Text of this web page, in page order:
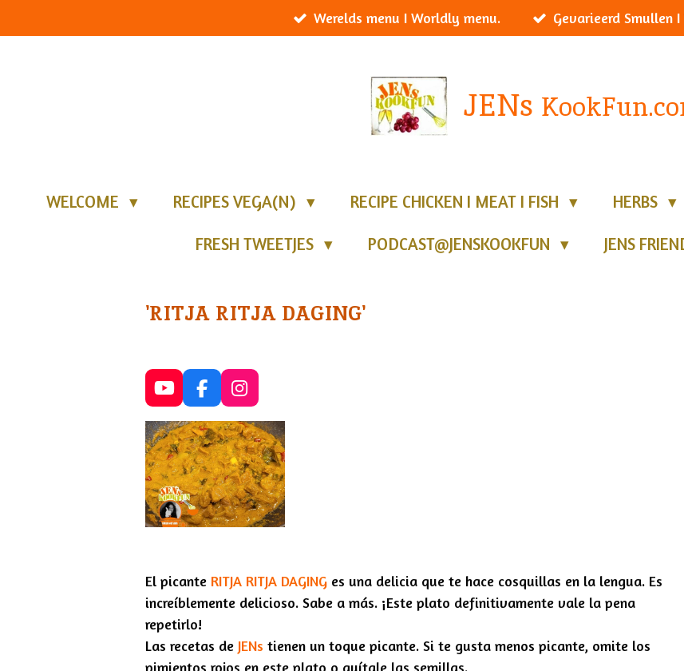
direct
Werelds menu I Worldly menu. Gevarieerd Smullen
JENs
WELCOME RECIPES VEGA(N) RECIPE CHICKEN I MEAT I FISH HERBS
FRESH TWEETJES PODCAST@JENSKOOKFUN JENS
'RITJA RITJA DAGING'
Y
o
u
T
u
b
e
F
a
c
e
b
o
o
k
I
n
s
t
a
g
r
a
m
El picante RITJA RITJA DAGING es una delicia que te hace cosquillas en la lengua. Es
increíblemente delicioso. Sabe a más. ¡Este plato definitivamente vale la pena
repetirlo!
Las recetas de JENs tienen un toque picante. Si te gusta menos picante, omite los
pimientos rojos en este plato o quítale las semillas.